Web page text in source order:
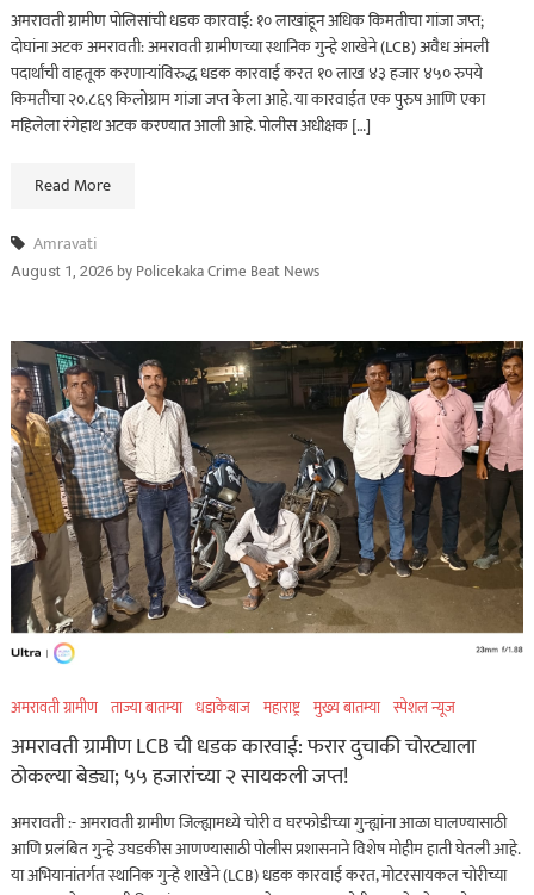
अमरावती ग्रामीण पोलिसांची धडक कारवाई: १० लाखांहून अधिक किमतीचा गांजा जप्त;
दोघांना अटक अमरावती: अमरावती ग्रामीणच्या स्थानिक गुन्हे शाखेने (LCB) अवैध अंमली
पदार्थांची वाहतूक करणाऱ्यांविरुद्ध धडक कारवाई करत १० लाख ४३ हजार ४५० रुपये
किमतीचा २०.८६९ किलोग्राम गांजा जप्त केला आहे. या कारवाईत एक पुरुष आणि एका
महिलेला रंगेहाथ अटक करण्यात आली आहे. पोलीस अधीक्षक […]
Read More
Amravati
August 1, 2026byPolicekaka Crime Beat News
अमरावती ग्रामीण ताज्या बातम्या धडाकेबाज महाराष्ट्र मुख्य बातम्या स्पेशल न्यूज
अमरावती ग्रामीण LCB ची धडक कारवाई: फरार दुचाकी चोरट्याला
ठोकल्या बेड्या; ५५ हजारांच्या २ सायकली जप्त!
अमरावती :- अमरावती ग्रामीण जिल्ह्यामध्ये चोरी व घरफोडीच्या गुन्ह्यांना आळा घालण्यासाठी
आणि प्रलंबित गुन्हे उघडकीस आणण्यासाठी पोलीस प्रशासनाने विशेष मोहीम हाती घेतली आहे.
या अभियानांतर्गत स्थानिक गुन्हे शाखेने (LCB) धडक कारवाई करत, मोटरसायकल चोरीच्या